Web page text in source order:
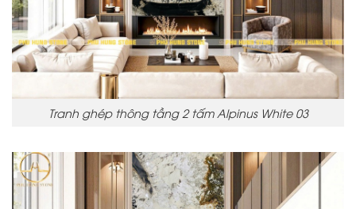
Tranh ghép thông tầng 2 tấm Alpinus White 03